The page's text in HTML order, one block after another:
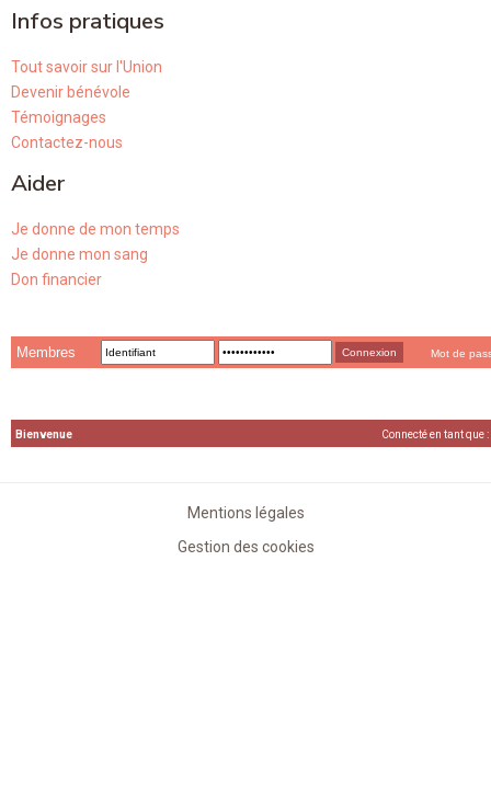
Infos pratiques
Tout savoir sur l'Union
Devenir bénévole
Témoignages
Contactez-nous
Aider
Je donne de mon temps
Je donne mon sang
Don financier
Membres Mot de
Bienvenue Connecté en tant que :
Mentions légales
Gestion des cookies